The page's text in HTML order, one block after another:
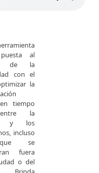
al
de la
con el
la
tiempo
la
y los
incluso
se
fuera
o del